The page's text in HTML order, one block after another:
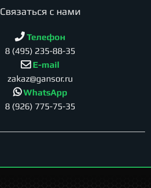
Cвязаться с нами
Телефон
8 (495) 235-88-35
E-mail
zakaz@gansor.ru
WhatsApp
8 (926) 775-75-35